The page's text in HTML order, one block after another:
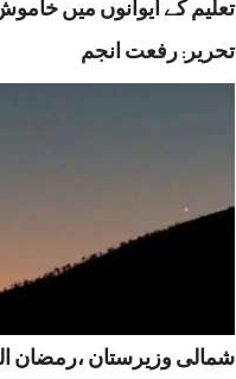
تعلیم کے ایوانوں میں
تحریر: رفعت انجم
شمالی وزیرستان ،رمضان